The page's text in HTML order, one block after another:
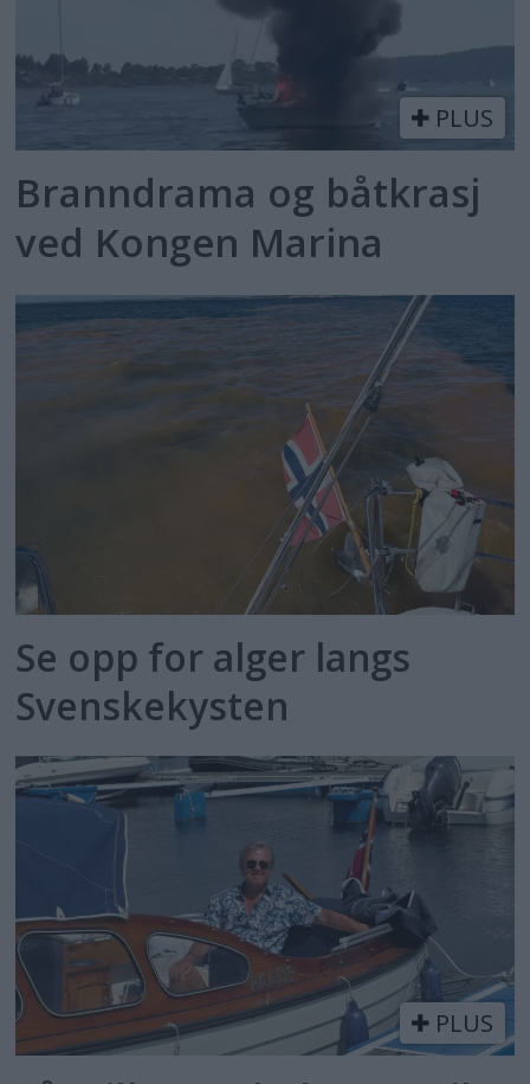
PLUS
Branndrama og båtkrasj
ved Kongen Marina
Se opp for alger langs
Svenskekysten
PLUS